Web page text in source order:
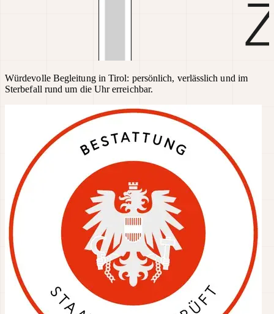
Würdevolle Begleitung in Tirol: persönlich, verlässlich und im
Sterbefall rund um die Uhr erreichbar.